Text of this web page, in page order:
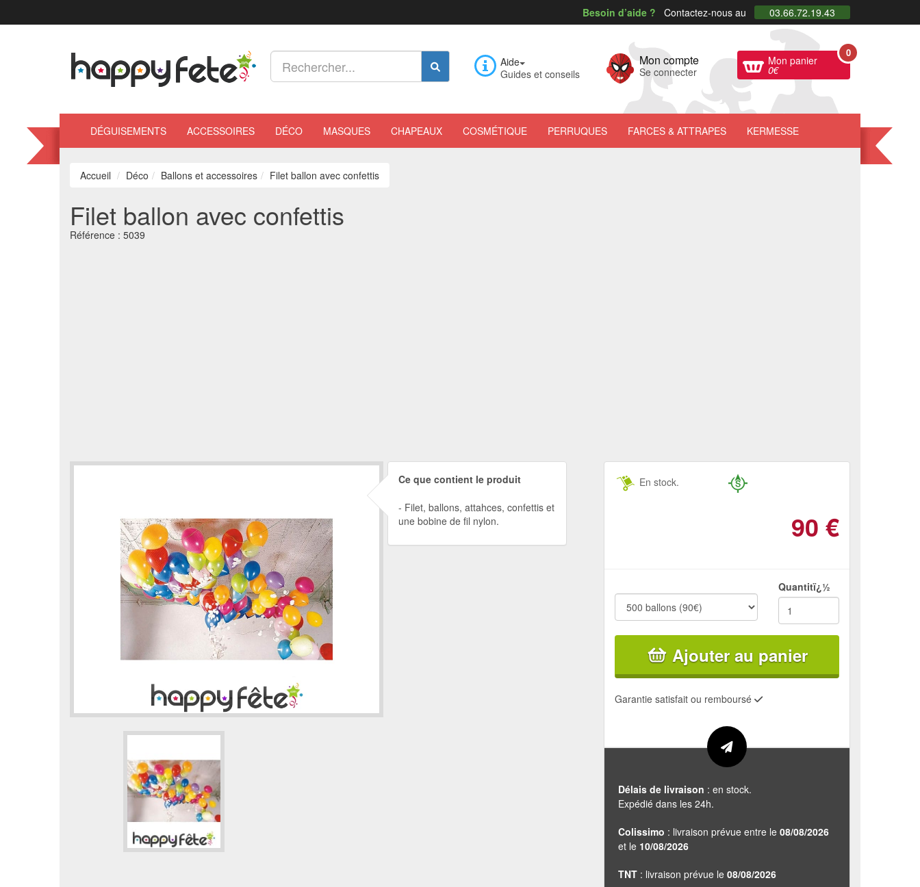
Besoin d’aide ? Contactez-nous au 03.66.72.19.43
Aide
Guides et conseils
Mon compte
Se connecter
Mon panier
0€
0
DÉGUISEMENTS ACCESSOIRES DÉCO MASQUES CHAPEAUX COSMÉTIQUE PERRUQUES FARCES & ATTRAPES KERMESSE
Accueil Déco Ballons et accessoires Filet ballon avec confettis
Filet ballon avec confettis
Référence : 5039
Ce que contient le produit
Filet, ballons, attahces, confettis et
une bobine de fil nylon.
En stock.
90 €
Quantitï¿½
Ajouter au panier
Garantie satisfait ou remboursé
Délais de livraison : en stock.
Expédié dans les 24h.
Colissimo : livraison prévue entre le 08/08/2026
et le 10/08/2026
TNT : livraison prévue le 08/08/2026